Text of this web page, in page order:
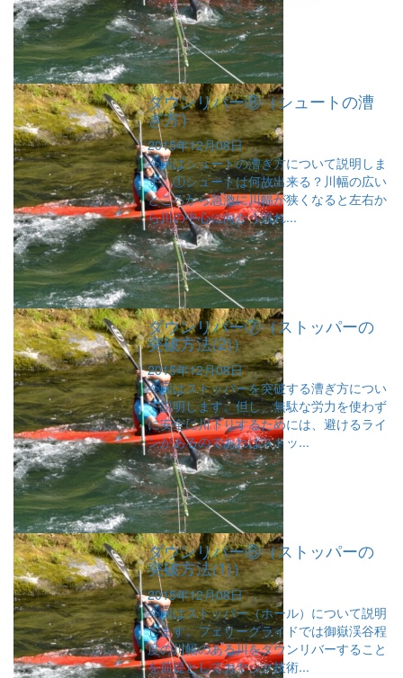
ダウンリバー⑧（シュートの漕
ぎ方）
2015年12月08日
今回はシュートの漕ぎ方について説明しま
す。①シュートは何故出来る？川幅の広い
ところから急激に川幅が狭くなると左右か
ら川の中心に向かう流れ...
ダウンリバー⑦（ストッパーの
突破方法(2)）
2015年12月08日
今回はストッパーを突破する漕ぎ方につい
て説明します。但し、無駄な労力を使わず
に安全に川下りするためには、避けるライ
ンがあるのであればストッ...
ダウンリバー⑥（ストッパーの
突破方法(1)）
2015年12月08日
今回はストッパー（ホール）について説明
します。フェリーグライドでは御嶽渓谷程
度の川幅のある川をダウンリバーすること
を前提としてカヤック技術...